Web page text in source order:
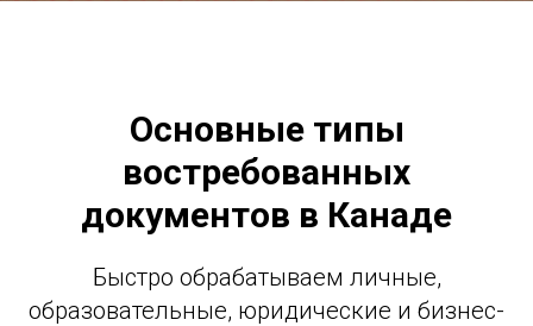
Основные типы
востребованных
документов в Канаде
Быстро обрабатываем личные,
образовательные, юридические и бизнес-